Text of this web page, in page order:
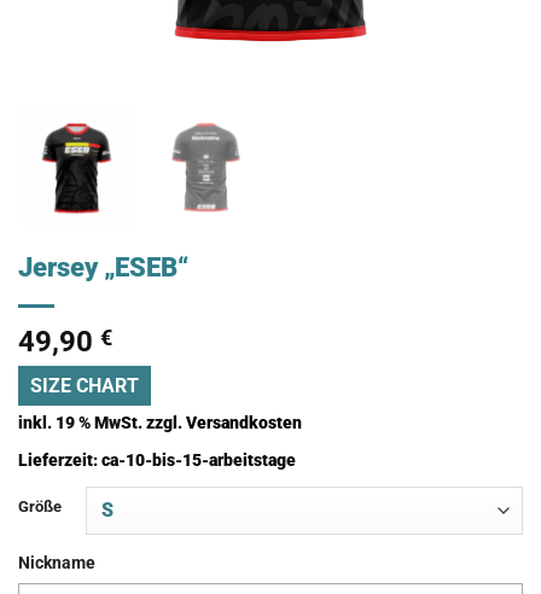
Jersey „ESEB“
49,90 €
SIZE CHART
inkl. 19 % MwSt.zzgl.Versandkosten
Lieferzeit:ca-10-bis-15-arbeitstage
Größe
Nickname